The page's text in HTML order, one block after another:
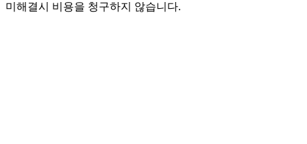
미해결시 비용을 청구하지 않습니다.